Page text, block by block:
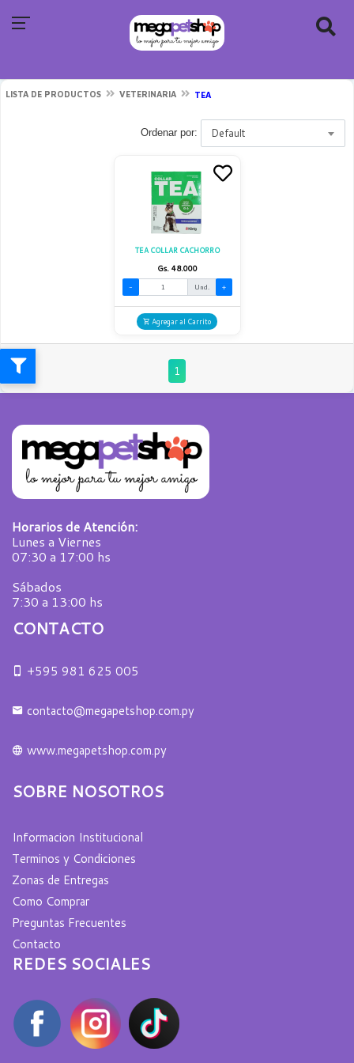
LISTA DE PRODUCTOS VETERINARIA TEA
Ordenar por: Default
TEA COLLAR CACHORRO
Gs. 48.000
- Und. +
Agregar al Carrito
1
Horarios de Atención:
Lunes a Viernes
07:30 a 17:00 hs
Sábados
7:30 a 13:00 hs
CONTACTO
+595 981 625 005
contacto@megapetshop.com.py
www.megapetshop.com.py
SOBRE NOSOTROS
Informacion Institucional
Terminos y Condiciones
Zonas de Entregas
Como Comprar
Preguntas Frecuentes
Contacto
REDES SOCIALES